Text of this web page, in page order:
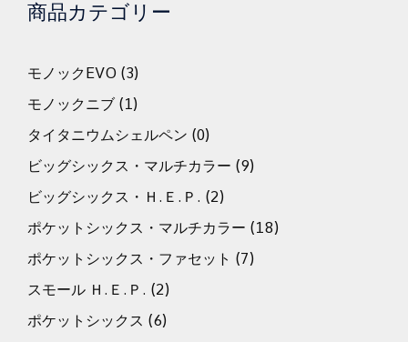
商品カテゴリー
モノックEVO (3)
モノックニブ (1)
タイタニウムシェルペン (0)
ビッグシックス・マルチカラー (9)
ビッグシックス・Ｈ.Ｅ.Ｐ. (2)
ポケットシックス・マルチカラー (18)
ポケットシックス・ファセット (7)
スモール Ｈ.Ｅ.Ｐ. (2)
ポケットシックス (6)